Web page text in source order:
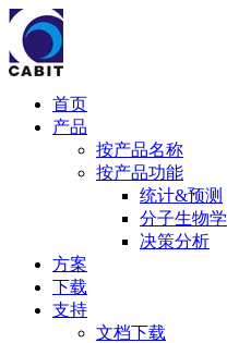
首页
产品
按产品名称
按产品功能
统计&预测
分子生物学
决策分析
方案
下载
支持
文档下载